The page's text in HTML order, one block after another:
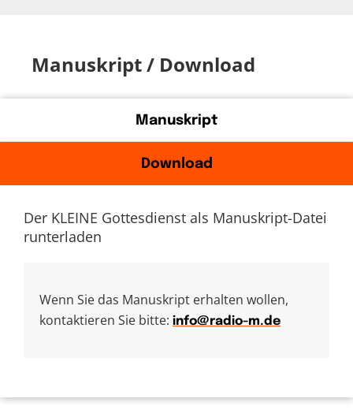
Manuskript / Download
Manuskript
Download
Der KLEINE Gottesdienst als Manuskript-Datei
runterladen
Wenn Sie das Manuskript erhalten wollen,
kontaktieren Sie bitte: info@radio-m.de